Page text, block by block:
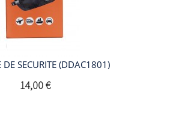
DE SECURITE (DDAC1801)
14,00 €